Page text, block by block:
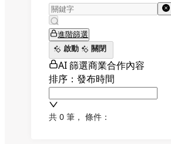
進階篩選
啟動
關閉
AI 篩選商業合作內容
排序：發布時間
共 0 筆 ， 條件：